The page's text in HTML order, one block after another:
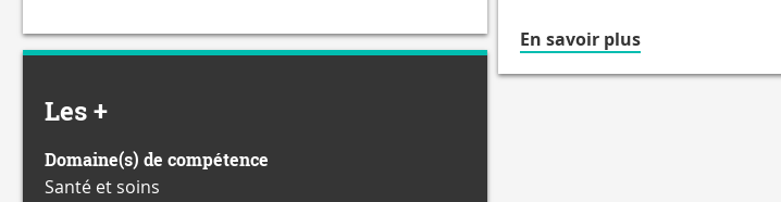
Les +
Domaine(s) de compétence
Santé et soins
En savoir plusà